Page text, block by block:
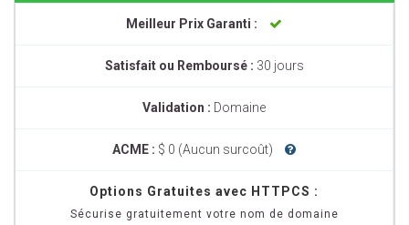
Meilleur Prix Garanti :
Satisfait ou Remboursé : 30 jours
Validation : Domaine
ACME : $ 0 (Aucun surcoût)
Options Gratuites avec HTTPCS :
Sécurise gratuitement votre nom de domaine